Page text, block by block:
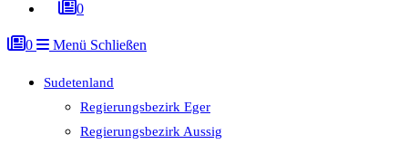
0
0 Menü Schließen
Sudetenland
Regierungsbezirk Eger
Regierungsbezirk Aussig